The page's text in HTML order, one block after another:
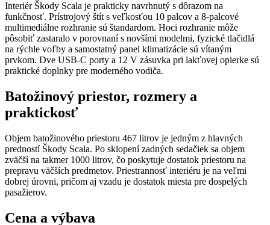
Interiér Škody Scala je prakticky navrhnutý s dôrazom na
funkčnosť. Prístrojový štít s veľkosťou 10 palcov a 8-palcové
multimediálne rozhranie sú štandardom. Hoci rozhranie môže
pôsobiť zastaralo v porovnaní s novšími modelmi, fyzické tlačidlá
na rýchle voľby a samostatný panel klimatizácie sú vítaným
prvkom. Dve USB-C porty a 12 V zásuvka pri lakťovej opierke sú
praktické doplnky pre moderného vodiča.
Batožinový priestor, rozmery a
praktickosť
Objem batožinového priestoru 467 litrov je jedným z hlavných
predností Škody Scala. Po sklopení zadných sedačiek sa objem
zväčší na takmer 1000 litrov, čo poskytuje dostatok priestoru na
prepravu väčších predmetov. Priestrannosť interiéru je na veľmi
dobrej úrovni, pričom aj vzadu je dostatok miesta pre dospelých
pasažierov.
Cena a výbava